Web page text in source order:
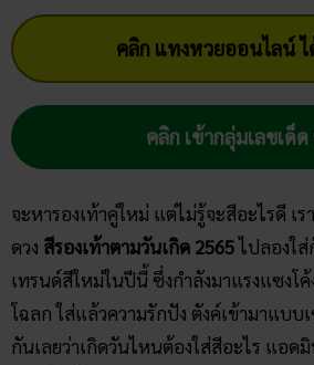
คลิก แทงหวยออนไลน์ ไ
คลิก เข้ากลุ่มเลขเด็ด
จะหารองเท้าคู่ใหม่ แต่ไม่รู้จะสีอะไรดี เ
ดวง สีรองเท้าตามวันเกิด 2565ไปลองใ
เทรนด์สีใหม่ในปีนี้ ซึ่งกำลังมาแรงแซงโ
โฉลก ใส่แล้วความรักปัง ตังค์เข้ามาแบบ
กันเลยว่าเกิดวันไหนต้องใส่สีอะไร แอด